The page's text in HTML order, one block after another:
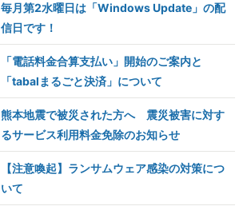
毎月第2水曜日は「Windows Update」の配
信日です！
「電話料金合算支払い」開始のご案内と
「tabalまるごと決済」について
熊本地震で被災された方へ 震災被害に対す
るサービス利用料金免除のお知らせ
【注意喚起】ランサムウェア感染の対策につ
いて